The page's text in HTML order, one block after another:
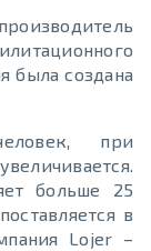
была создана
при
больше 25
в
Lojer –